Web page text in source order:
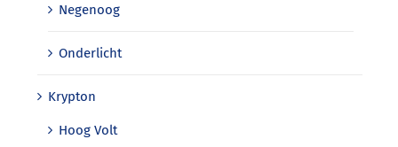
Negenoog
Onderlicht
Krypton
Hoog Volt